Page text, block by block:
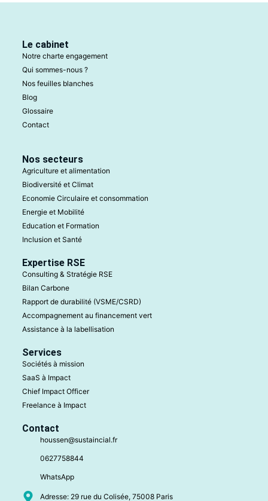
Le cabinet
Notre charte engagement
Qui sommes-nous ?
Nos feuilles blanches
Blog
Glossaire
Contact
Nos secteurs
Agriculture et alimentation
Biodiversité et Climat
Economie Circulaire et consommation
Energie et Mobilité
Education et Formation
Inclusion et Santé
Expertise RSE
Consulting & Stratégie RSE
Bilan Carbone
Rapport de durabilité (VSME/CSRD)
Accompagnement au financement vert
Assistance à la labellisation
Services
Sociétés à mission
SaaS à Impact
Chief Impact Officer
Freelance à Impact
Contact
houssen@sustaincial.fr
0627758844
WhatsApp
Adresse: 29 rue du Colisée, 75008 Paris